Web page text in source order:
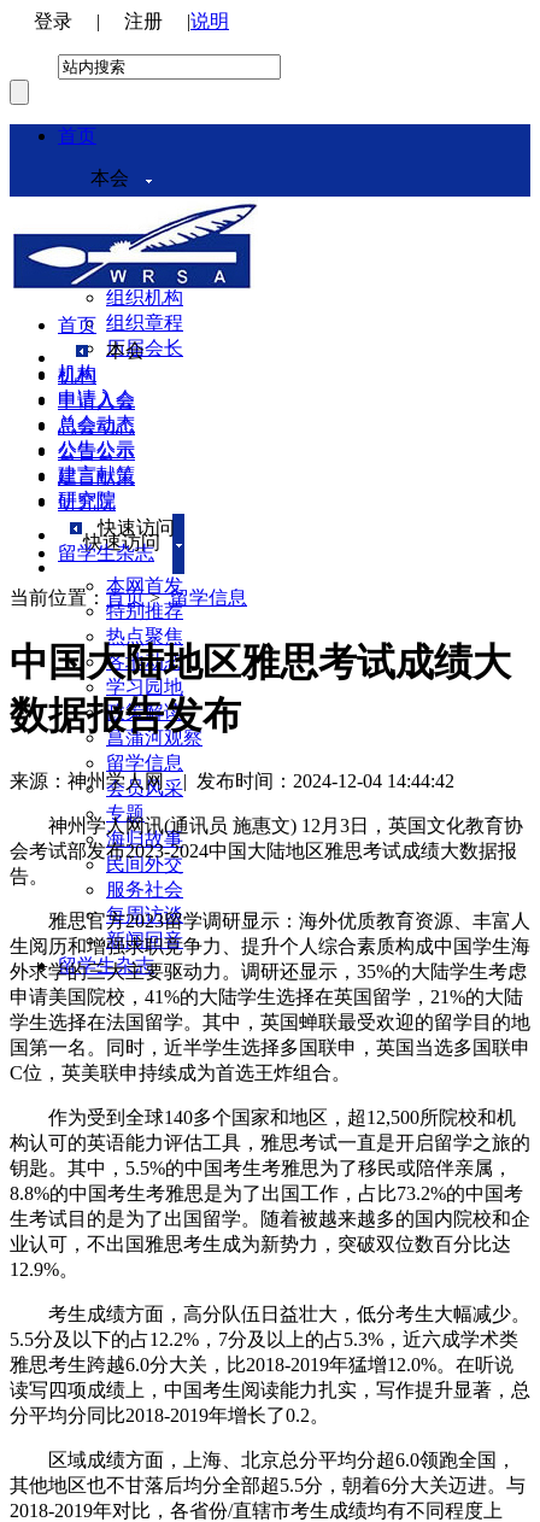
登录 | 注册 |说明
首页
本会
本会介绍
领导机构
理事会
组织机构
组织章程
历届会长
机构
申请入会
总会动态
公告公示
建言献策
研究院
快速访问
本网首发
特别推荐
热点聚焦
各地动态
学习园地
政策解读
菖蒲河观察
留学信息
会员风采
专题
海归故事
民间外交
服务社会
每周访谈
新闻回音
留学生杂志
首页
本会
机构
申请入会
总会动态
公告公示
建言献策
研究院
快速访问
留学生杂志
当前位置： 首页>留学信息
中国大陆地区雅思考试成绩大
数据报告发布
来源：神州学人网 | 发布时间：2024-12-04 14:44:42
神州学人网讯(通讯员 施惠文) 12月3日，英国文化教育协
会考试部发布2023-2024中国大陆地区雅思考试成绩大数据报
告。
雅思官方2023留学调研显示：海外优质教育资源、丰富人
生阅历和增强求职竞争力、提升个人综合素质构成中国学生海
外求学的三大主要驱动力。调研还显示，35%的大陆学生考虑
申请美国院校，41%的大陆学生选择在英国留学，21%的大陆
学生选择在法国留学。其中，英国蝉联最受欢迎的留学目的地
国第一名。同时，近半学生选择多国联申，英国当选多国联申
C位，英美联申持续成为首选王炸组合。
作为受到全球140多个国家和地区，超12,500所院校和机
构认可的英语能力评估工具，雅思考试一直是开启留学之旅的
钥匙。其中，5.5%的中国考生考雅思为了移民或陪伴亲属，
8.8%的中国考生考雅思是为了出国工作，占比73.2%的中国考
生考试目的是为了出国留学。随着被越来越多的国内院校和企
业认可，不出国雅思考生成为新势力，突破双位数百分比达
12.9%。
考生成绩方面，高分队伍日益壮大，低分考生大幅减少。
5.5分及以下的占12.2%，7分及以上的占5.3%，近六成学术类
雅思考生跨越6.0分大关，比2018-2019年猛增12.0%。在听说
读写四项成绩上，中国考生阅读能力扎实，写作提升显著，总
分平均分同比2018-2019年增长了0.2。
区域成绩方面，上海、北京总分平均分超6.0领跑全国，
其他地区也不甘落后均分全部超5.5分，朝着6分大关迈进。与
2018-2019年对比，各省份/直辖市考生成绩均有不同程度上